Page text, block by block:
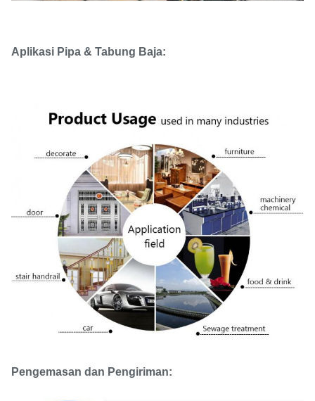
Aplikasi Pipa & Tabung Baja:
Pengemasan dan Pengiriman: